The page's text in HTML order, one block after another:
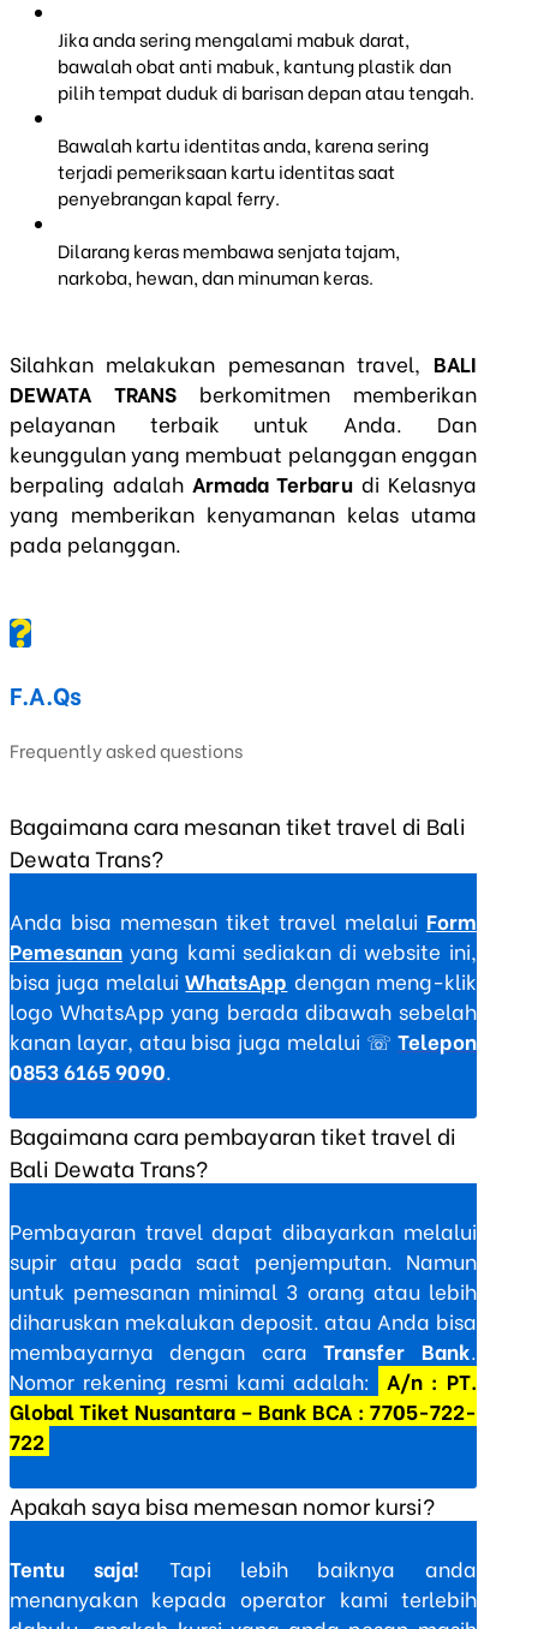
Jika anda sering mengalami mabuk darat,
bawalah obat anti mabuk, kantung plastik dan
pilih tempat duduk di barisan depan atau tengah.
Bawalah kartu identitas anda, karena sering
terjadi pemeriksaan kartu identitas saat
penyebrangan kapal ferry.
Dilarang keras membawa senjata tajam,
narkoba, hewan, dan minuman keras.
Silahkan melakukan pemesanan travel, BALI
DEWATA TRANSberkomitmen memberikan
pelayanan terbaik untuk Anda. Dan
keunggulan yang membuat pelanggan enggan
berpaling adalah Armada Terbaru di Kelasnya
yang memberikan kenyamanan kelas utama
pada pelanggan.
F.A.Qs
Frequently asked questions
Bagaimana cara mesanan tiket travel di Bali
Dewata Trans?
Anda bisa memesan tiket travel melalui Form
Pemesanan yang kami sediakan di website ini,
bisa juga melaluiWhatsApp dengan meng-klik
logo WhatsApp yang berada dibawah sebelah
kanan layar, atau bisa juga melalui ☏ Telepon
0853 6165 9090.
Bagaimana cara pembayaran tiket travel di
Bali Dewata Trans?
Pembayaran travel dapat dibayarkan melalui
supir atau pada saat penjemputan. Namun
untuk pemesanan minimal 3 orang atau lebih
diharuskan mekalukan deposit. atau Anda bisa
membayarnya dengan caraTransfer Bank.
Nomor rekening resmi kami adalah:
A/n : PT.
Global Tiket Nusantara – Bank BCA : 7705-722-
722
Apakah saya bisa memesan nomor kursi?
Tentu saja! Tapi lebih baiknya anda
menanyakan kepada operator kami terlebih